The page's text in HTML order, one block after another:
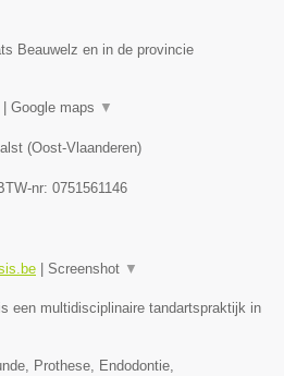
Beauwelz en in de provincie
Google maps ▼
(Oost-Vlaanderen)
nr: 0751561146
Screenshot ▼
een multidisciplinaire tandartspraktijk in
Prothese, Endodontie,